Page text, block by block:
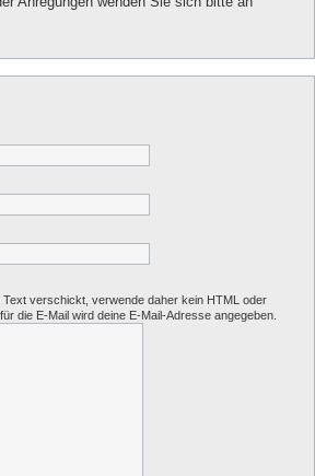
verschickt, verwende daher kein HTML oder
die E-Mail wird deine E-Mail-Adresse angegeben.